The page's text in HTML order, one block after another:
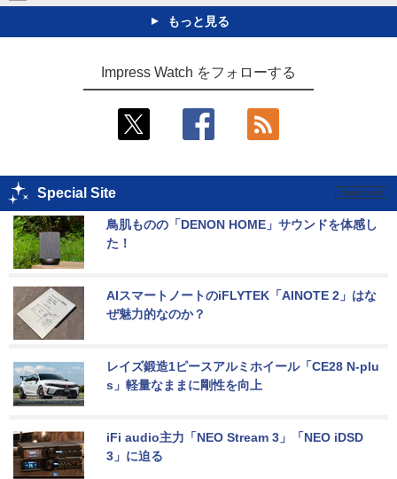
もっと見る
Impress Watch をフォローする
Special Site
鳥肌ものの「DENON HOME」サウンドを体感し
た！
AIスマートノートのiFLYTEK「AINOTE 2」はな
ぜ魅力的なのか？
レイズ鍛造1ピースアルミホイール「CE28 N-plu
s」軽量なままに剛性を向上
iFi audio主力「NEO Stream 3」「NEO iDSD
3」に迫る